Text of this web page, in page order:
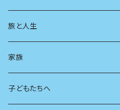
スポーツ
AIと社会
広告
アニメ
日本の芸能
その他
健康
日常生活
学ぶ楽しみ
過去
現在
未来
旅と人生
旅
人生
家族
子どもたちへ